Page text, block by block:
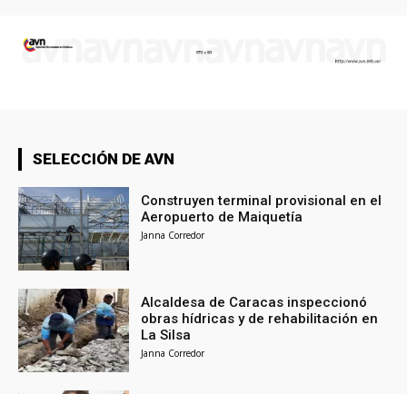
SELECCIÓN DE AVN
Construyen terminal provisional en el
Aeropuerto de Maiquetía
Janna Corredor
Alcaldesa de Caracas inspeccionó
obras hídricas y de rehabilitación en
La Silsa
Janna Corredor